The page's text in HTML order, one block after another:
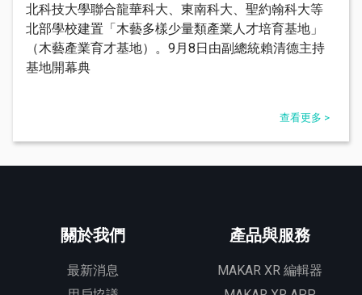
北科技大學聯合龍華科大、東南科大、聖約翰科大等
北部學校建置「木藝多樣少量類產業人才培育基地」
（木藝產業育才基地）。9月8日由副總統賴清德主持
基地開幕典
查看更多 >
關於我們
最新消息
產品與服務
MAKAR XR 編輯器